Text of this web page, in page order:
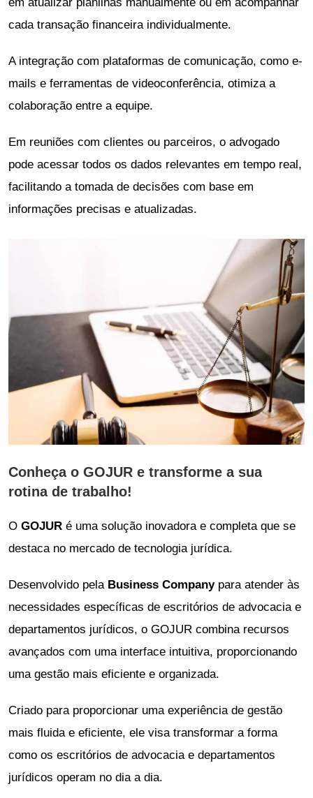
cada transação financeira individualmente.
A integração com plataformas de comunicação, como e-
mails e ferramentas de videoconferência, otimiza a
colaboração entre a equipe.
Em reuniões com clientes ou parceiros, o advogado
pode acessar todos os dados relevantes em tempo real,
facilitando a tomada de decisões com base em
informações precisas e atualizadas.
Conheça o GOJUR e transforme a sua
rotina de trabalho!
O GOJUR é uma solução inovadora e completa que se
destaca no mercado de tecnologia jurídica.
Desenvolvido pela Business Companypara atender às
necessidades específicas de escritórios de advocacia e
departamentos jurídicos, o GOJUR combina recursos
avançados com uma interface intuitiva, proporcionando
uma gestão mais eficiente e organizada.
Criado para proporcionar uma experiência de gestão
mais fluida e eficiente, ele visa transformar a forma
como os escritórios de advocacia e departamentos
jurídicos operam no dia a dia.